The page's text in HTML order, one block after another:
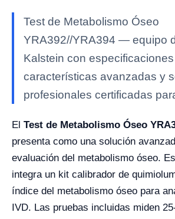
Test de Metabolismo Óseo
YRA392//YRA394 — equipo
Kalstein con
características avanzadas y
profesionales certificadas
El Test de Metabolismo Óseo
presenta como una solución
evaluación del metabolismo óseo.
integra un kit calibrador de
índice del metabolismo óseo para
IVD. Las pruebas incluidas miden